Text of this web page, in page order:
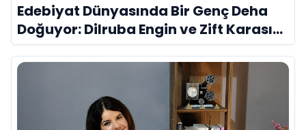
Edebiyat Dünyasında Bir Genç Deha
Doğuyor: Dilruba Engin ve Zift Karası
Evreni ‘AVENOİR’